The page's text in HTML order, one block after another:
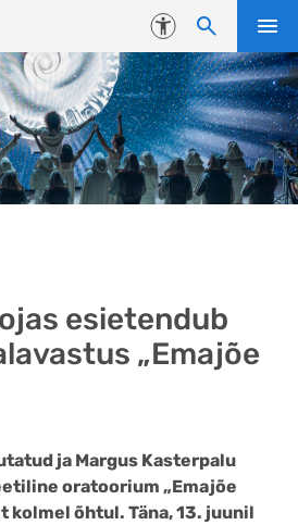
Juurdepääsetavus
esietendub
„Emajõe
ja Margus Kasterpalu
oratoorium „Emajõe
kolmel õhtul. Täna, 13. juunil